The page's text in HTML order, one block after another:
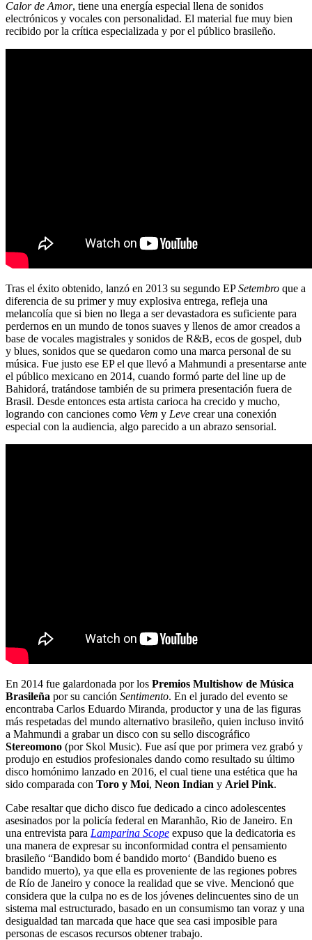
Calor de Amor, tiene una energía especial llena de sonidos
electrónicos y vocales con personalidad. El material fue muy bien
recibido por la crítica especializada y por el público brasileño.
Tras el éxito obtenido, lanzó en 2013 su segundo EPSetembro que a
diferencia de su primer y muy explosiva entrega, refleja una
melancolía que si bien no llega a ser devastadora es suficiente para
perdernos en un mundo de tonos suaves y llenos de amor creados a
base de vocales magistrales y sonidos de R&B, ecos de gospel, dub
y blues, sonidos que se quedaron como una marca personal de su
música. Fue justo ese EP el que llevó a Mahmundi a presentarse ante
el público mexicano en 2014, cuando formó parte del line up de
Bahidorá, tratándose también de su primera presentación fuera de
Brasil. Desde entonces esta artista carioca ha crecido y mucho,
logrando con canciones como Vem y Leve crear una conexión
especial con la audiencia, algo parecido a un abrazo sensorial.
En 2014 fue galardonada por los Premios Multishow de Música
Brasileña por su canción Sentimento. En el jurado del evento se
encontraba Carlos Eduardo Miranda, productor y una de las figuras
más respetadas del mundo alternativo brasileño, quien incluso invitó
a Mahmundi a grabar un disco con su sello discográfico
Stereomono (por Skol Music). Fue así que por primera vez grabó y
produjo en estudios profesionales dando como resultado su último
disco homónimo lanzado en 2016, el cual tiene una estética que ha
sido comparada con Toro y Moi, Neon Indian y Ariel Pink.
Cabe resaltar que dicho disco fue dedicado a cinco adolescentes
asesinados por la policía federal en Maranhão, Rio de Janeiro. En
una entrevista para Lamparina Scope expuso que la dedicatoria es
una manera de expresar su inconformidad contra el pensamiento
brasileño “Bandido bom é bandido morto‘ (Bandido bueno es
bandido muerto), ya que ella es proveniente de las regiones pobres
de Río de Janeiro y conoce la realidad que se vive. Mencionó que
considera que la culpa no es de los jóvenes delincuentes sino de un
sistema mal estructurado, basado en un consumismo tan voraz y una
desigualdad tan marcada que hace que sea casi imposible para
personas de escasos recursos obtener trabajo.